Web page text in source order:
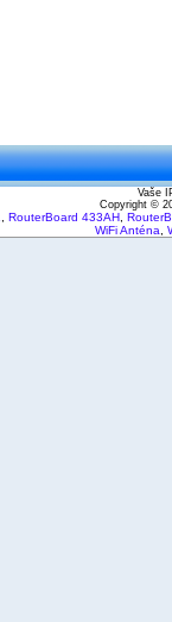
Vaše
Copyright ©
RouterBoard 433AH
WiFi Anténa